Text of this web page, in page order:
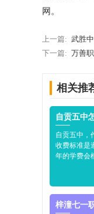
网。
上一篇: 武胜
下一篇: 万善
相关推
自贡五中
自贡五中，
收费标准是
年的学费会
梓潼七一